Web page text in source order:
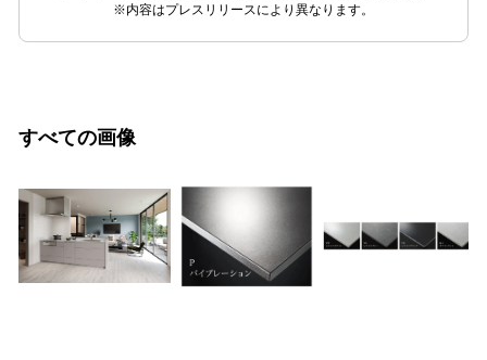
※内容はプレスリリースにより異なります。
すべての画像